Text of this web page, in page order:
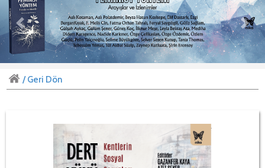
Previous Next
/ Geri Dön